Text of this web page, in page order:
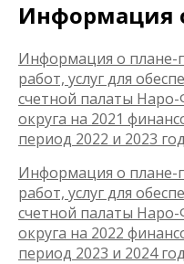
Информация
Информация о плане-
работ, услуг для
счетной палаты
округа на 2021
период 2022 и 2023
Информация о плане-
работ, услуг для
счетной палаты
округа на 2022
период 2023 и 2024